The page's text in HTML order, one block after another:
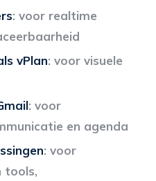
: voor realtime
vPlan: voor visuele
: voor
en agenda
: voor
tools,